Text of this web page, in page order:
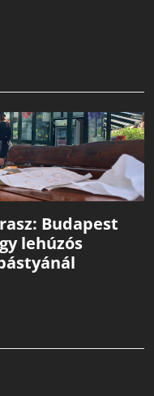
Budapest
lehúzós